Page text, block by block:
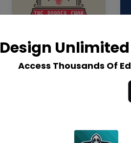
Design
Access Thousands Of